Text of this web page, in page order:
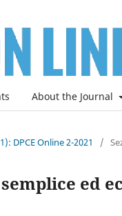
About the Journal
DPCE Online 2-2021 /
ed